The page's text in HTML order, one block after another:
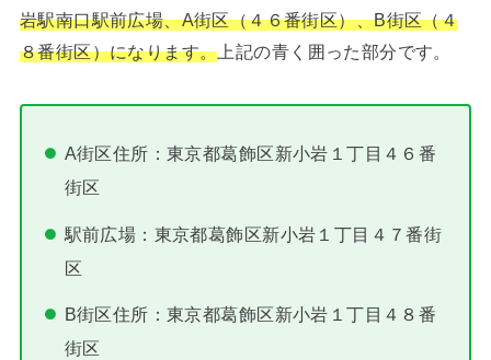
岩駅南口駅前広場、A街区（４６番街区）、B街区（４
８番街区）になります。 上記の青く囲った部分です。
A街区住所：東京都葛飾区新小岩１丁目４６番
街区
駅前広場：東京都葛飾区新小岩１丁目４７番街
区
B街区住所：東京都葛飾区新小岩１丁目４８番
街区